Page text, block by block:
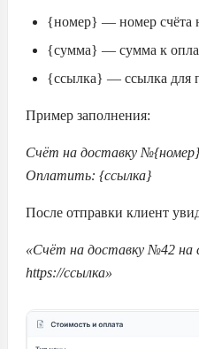
{номер} — номер счёта
{сумма} — сумма к
{ссылка} — ссылка для
Пример заполнения:
Счёт на доставку
Оплатить: {ссылка}
После отправки клиент
«Счёт на доставку №42
https://ссылка»